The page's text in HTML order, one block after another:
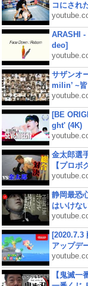
コにされ
ARASHI
deo]
サザンオ
milin’ ~
[BE
ght' (4K)
金太郎選
【プロボ
静岡最恐
はいけな
[2020.7.3
アップデ
【鬼滅